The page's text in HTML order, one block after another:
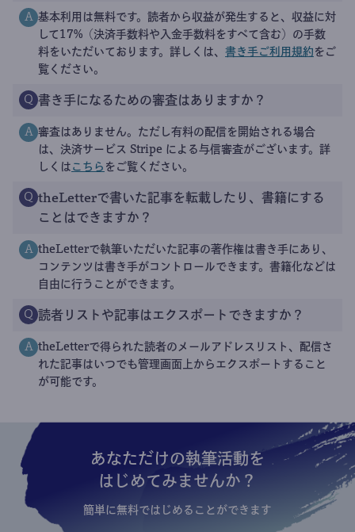
A 基本利用は無料です。読者から収益が発生すると、収益に対
して17%（決済手数料や入金手数料をすべて含む）の手数
料をいただいております。詳しくは、 書き手ご利用規約 をご
覧ください。
Q 書き手になるための審査はありますか？
A 審査はありません。ただし有料の配信を開始される場合
は、決済サービス Stripe による与信審査がございます。詳
しくは こちら をご覧ください。
Q theLetterで書いた記事を転載したり、書籍にする
ことはできますか？
A theLetterで執筆いただいた記事の著作権は書き手にあり、
コンテンツは書き手がコントロールできます。書籍化などは
自由に行うことができます。
Q 読者リストや記事はエクスポートできますか？
A theLetterで得られた読者のメールアドレスリスト、配信さ
れた記事はいつでも管理画面上からエクスポートすること
が可能です。
あなただけの執筆活動を
はじめてみませんか？
簡単に無料ではじめることができます